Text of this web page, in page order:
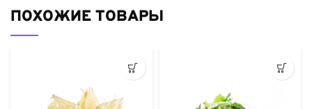
ПОХОЖИЕ ТОВАРЫ